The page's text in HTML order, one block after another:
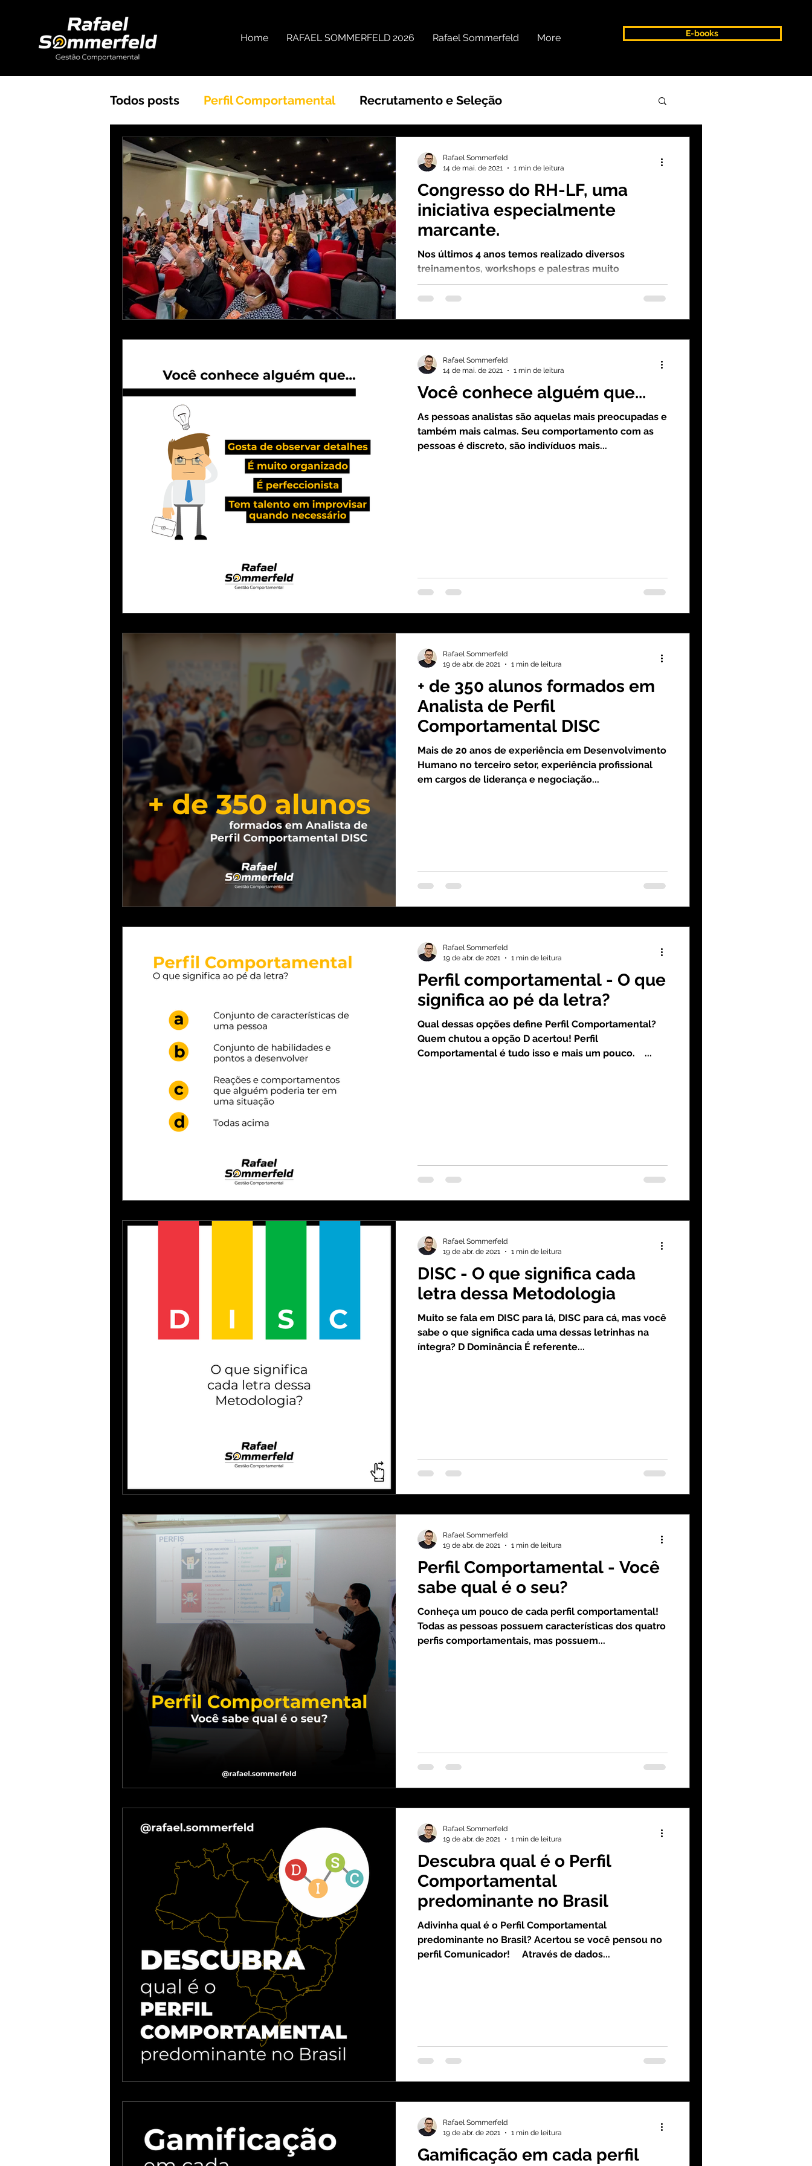
Home RAFAEL SOMMERFELD 2026 Rafael Sommerfeld More E-books
Todos posts Perfil Comportamental Recrutamento e Seleção
Gestão Comportamental Carreira Coaching
Congresso do RH-LF, uma
iniciativa especialmente
marcante.
Nos últimos 4 anos temos realizado diversos
treinamentos, workshops e palestras muito
produtivas sobre gestão comportamental e a...
Rafael Sommerfeld
14 de mai. de 2021
1 min de leitura
Você conhece alguém que...
As pessoas analistas são aquelas mais preocupadas e
também mais calmas. Seu comportamento com as
pessoas é discreto, são indivíduos mais...
Rafael Sommerfeld
14 de mai. de 2021
1 min de leitura
+ de 350 alunos formados em
Analista de Perfil
Comportamental DISC
Mais de 20 anos de experiência em Desenvolvimento
Humano no terceiro setor, experiência profissional
em cargos de liderança e negociação...
Rafael Sommerfeld
19 de abr. de 2021
1 min de leitura
Perfil comportamental - O que
significa ao pé da letra?
Qual dessas opções define Perfil Comportamental? ⠀
Quem chutou a opção D acertou! Perfil
Comportamental é tudo isso e mais um pouco. ⠀...
Rafael Sommerfeld
19 de abr. de 2021
1 min de leitura
DISC - O que significa cada
letra dessa Metodologia
Muito se fala em DISC para lá, DISC para cá, mas você
sabe o que significa cada uma dessas letrinhas na
íntegra? D Dominância É referente...
Rafael Sommerfeld
19 de abr. de 2021
1 min de leitura
Perfil Comportamental - Você
sabe qual é o seu?
Conheça um pouco de cada perfil comportamental!
Todas as pessoas possuem características dos quatro
perfis comportamentais, mas possuem...
Rafael Sommerfeld
19 de abr. de 2021
1 min de leitura
Descubra qual é o Perfil
Comportamental
predominante no Brasil
Adivinha qual é o Perfil Comportamental
predominante no Brasil? Acertou se você pensou no
perfil Comunicador! ⠀ Através de dados...
Rafael Sommerfeld
19 de abr. de 2021
1 min de leitura
Gamificação em cada perfil
Rafael Sommerfeld
19 de abr. de 2021
1 min de leitura